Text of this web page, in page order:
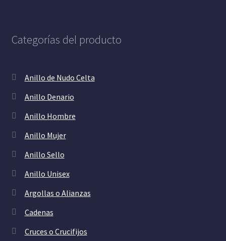
Categorías del producto
Anillo de Nudo Celta
Anillo Denario
Anillo Hombre
Anillo Mujer
Anillo Sello
Anillo Unisex
Argollas o Alianzas
Cadenas
Cruces o Crucifijos